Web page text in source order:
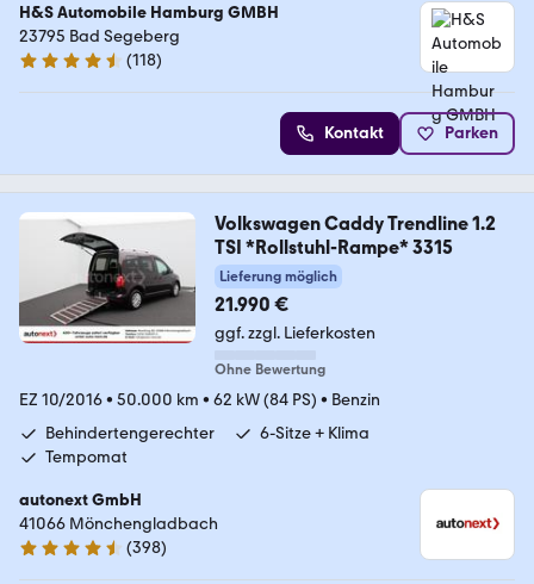
H&S Automobile Hamburg GMBH
23795 Bad Segeberg
4.6 Sterne
(118)
Kontakt Parken
Volkswagen Caddy Trendline 1.2
TSI *Rollstuhl-Rampe* 3315
Lieferung möglich
21.990 €
ggf. zzgl. Lieferkosten
Ohne Bewertung
EZ 10/2016• 50.000 km • 62 kW (84 PS) • Benzin
Behindertengerechter
6-Sitze + Klima
Tempomat
autonext GmbH
41066 Mönchengladbach
4.7 Sterne
(398)